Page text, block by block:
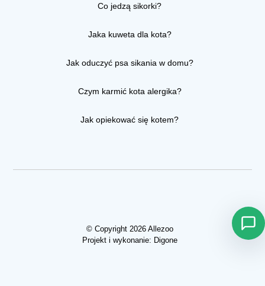
Co jedzą sikorki?
Jaka kuweta dla kota?
Jak oduczyć psa sikania w domu?
Czym karmić kota alergika?
Jak opiekować się kotem?
© Copyright 2026 Allezoo
Projekt i wykonanie: Digone